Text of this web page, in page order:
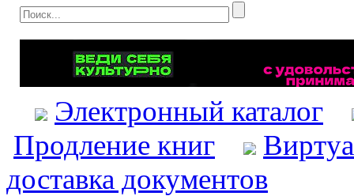
Электронный каталог
Продление книг
доставка документов